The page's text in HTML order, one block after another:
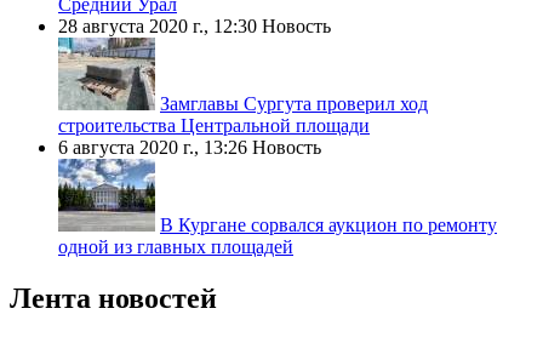
Средний Урал
28 августа 2020 г., 12:30 Новость
Замглавы Сургута проверил ход
строительства Центральной площади
6 августа 2020 г., 13:26 Новость
В Кургане сорвался аукцион по ремонту
одной из главных площадей
Лента новостей